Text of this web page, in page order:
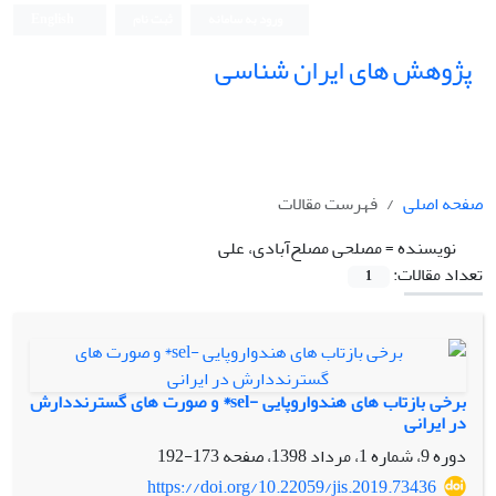
پژوهش های ایران شناسی
صفحه اصلی
فهرست مقالات
نویسنده =مصلحی مصلح‌آبادی، علی
تعداد مقالات:
1
برخی بازتاب های هندواروپایی -sel* و صورت های گسترنددارش
در ایرانی
دوره 9، شماره 1، مرداد 1398، صفحه
173-192
https://doi.org/10.22059/jis.2019.73436